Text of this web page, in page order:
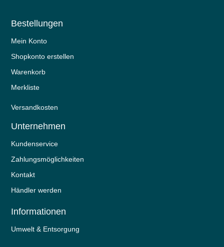
Bestellungen
Mein Konto
Shopkonto erstellen
Warenkorb
Merkliste
Versandkosten
Unternehmen
Kundenservice
Zahlungsmöglichkeiten
Kontakt
Händler werden
Informationen
Umwelt & Entsorgung